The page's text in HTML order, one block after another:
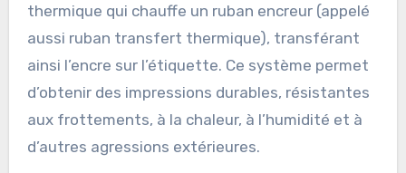
thermique qui chauffe un ruban encreur (appelé
aussi ruban transfert thermique), transférant
ainsi l’encre sur l’étiquette. Ce système permet
d’obtenir des impressions durables, résistantes
aux frottements, à la chaleur, à l’humidité et à
d’autres agressions extérieures.